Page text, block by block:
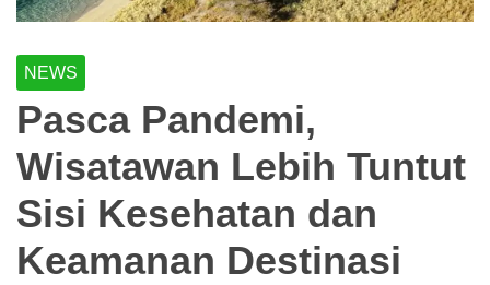
NEWS
Pasca Pandemi,
Wisatawan Lebih Tuntut
Sisi Kesehatan dan
Keamanan Destinasi